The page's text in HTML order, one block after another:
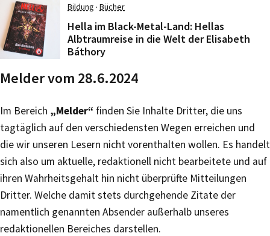
Bildung · Bücher
Hella im Black-Metal-Land: Hellas
Albtraumreise in die Welt der Elisabeth
Báthory
Melder vom 28.6.2024
Im Bereich „Melder“ finden Sie Inhalte Dritter, die uns
tagtäglich auf den verschiedensten Wegen erreichen und
die wir unseren Lesern nicht vorenthalten wollen. Es handelt
sich also um aktuelle, redaktionell nicht bearbeitete und auf
ihren Wahrheitsgehalt hin nicht überprüfte Mitteilungen
Dritter. Welche damit stets durchgehende Zitate der
namentlich genannten Absender außerhalb unseres
redaktionellen Bereiches darstellen.